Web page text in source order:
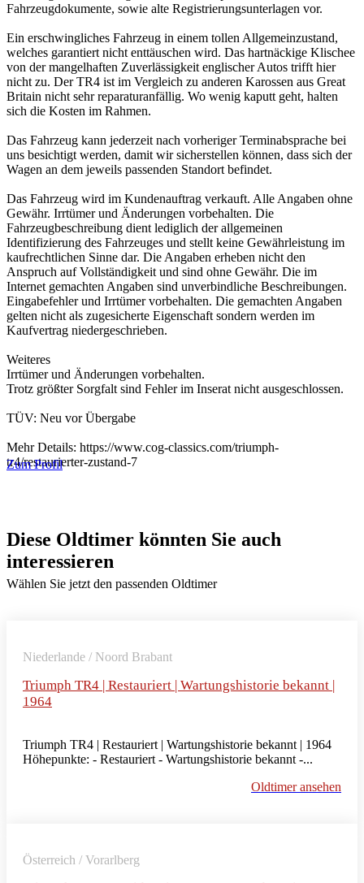
Fahrzeugdokumente, sowie alte Registrierungsunterlagen vor.
Ein erschwingliches Fahrzeug in einem tollen Allgemeinzustand,
welches garantiert nicht enttäuschen wird. Das hartnäckige Klischee
von der mangelhaften Zuverlässigkeit englischer Autos trifft hier
nicht zu. Der TR4 ist im Vergleich zu anderen Karossen aus Great
Britain nicht sehr reparaturanfällig. Wo wenig kaputt geht, halten
sich die Kosten im Rahmen.
Das Fahrzeug kann jederzeit nach vorheriger Terminabsprache bei
uns besichtigt werden, damit wir sicherstellen können, dass sich der
Wagen an dem jeweils passenden Standort befindet.
Das Fahrzeug wird im Kundenauftrag verkauft. Alle Angaben ohne
Gewähr. Irrtümer und Änderungen vorbehalten. Die
Fahrzeugbeschreibung dient lediglich der allgemeinen
Identifizierung des Fahrzeuges und stellt keine Gewährleistung im
kaufrechtlichen Sinne dar. Die Angaben erheben nicht den
Anspruch auf Vollständigkeit und sind ohne Gewähr. Die im
Internet gemachten Angaben sind unverbindliche Beschreibungen.
Eingabefehler und Irrtümer vorbehalten. Die gemachten Angaben
gelten nicht als zugesicherte Eigenschaft sondern werden im
Kaufvertrag niedergeschrieben.
Weiteres
Irrtümer und Änderungen vorbehalten.
Trotz größter Sorgfalt sind Fehler im Inserat nicht ausgeschlossen.
TÜV: Neu vor Übergabe
Mehr Details: https://www.cog-classics.com/triumph-
tr4/restaurierter-zustand-7
Zum Profil
Diese Oldtimer könnten Sie auch
interessieren
Wählen Sie jetzt den passenden Oldtimer
Niederlande / Noord Brabant
Triumph TR4 | Restauriert | Wartungshistorie bekannt |
1964
Triumph TR4 | Restauriert | Wartungshistorie bekannt | 1964
Höhepunkte: - Restauriert - Wartungshistorie bekannt -...
Oldtimer ansehen
Österreich / Vorarlberg